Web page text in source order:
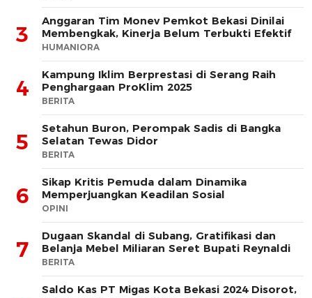
3
Anggaran Tim Monev Pemkot Bekasi Dinilai
Membengkak, Kinerja Belum Terbukti Efektif
HUMANIORA
4
Kampung Iklim Berprestasi di Serang Raih
Penghargaan ProKlim 2025
BERITA
5
Setahun Buron, Perompak Sadis di Bangka
Selatan Tewas Didor
BERITA
6
Sikap Kritis Pemuda dalam Dinamika
Memperjuangkan Keadilan Sosial
OPINI
7
Dugaan Skandal di Subang, Gratifikasi dan
Belanja Mebel Miliaran Seret Bupati Reynaldi
BERITA
Saldo Kas PT Migas Kota Bekasi 2024 Disorot,